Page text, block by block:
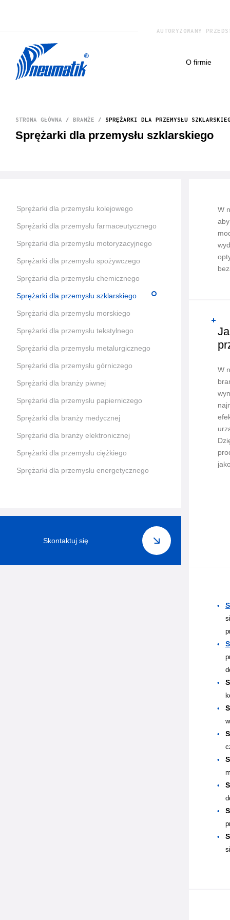
AUTORYZOWANY
o firmie
STRONA GŁÓWNA / BRANŻE / SPRĘŻARKI DLA PRZEMYSŁU
Sprężarki dla przemysłu szklarskiego
Sprężarki dla przemysłu kolejowego
Sprężarki dla przemysłu farmaceutycznego
Sprężarki dla przemysłu motoryzacyjnego
Sprężarki dla przemysłu spożywczego
Sprężarki dla przemysłu chemicznego
Sprężarki dla przemysłu szklarskiego
Sprężarki dla przemysłu morskiego
Sprężarki dla przemysłu tekstylnego
Sprężarki dla przemysłu metalurgicznego
Sprężarki dla przemysłu górniczego
Sprężarki dla branży piwnej
Sprężarki dla przemysłu papierniczego
Sprężarki dla branży medycznej
Sprężarki dla branży elektronicznej
Sprężarki dla przemysłu ciężkiego
Sprężarki dla przemysłu energetycznego
Skontaktuj się
W
W